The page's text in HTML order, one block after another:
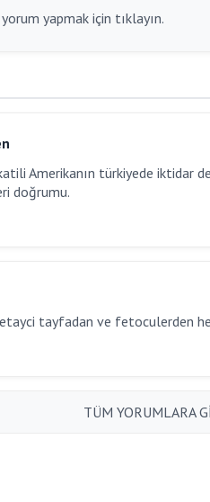
yapmak için tıklayın.
Amerikanın türkiyede iktidar
doğrumu.
tayfadan ve fetoculerden
TÜM YORUMLARA